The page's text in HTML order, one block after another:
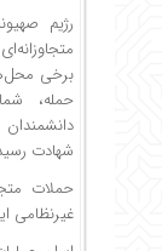
برخی
حمله،
شهادت
حملات
غیرنظامی